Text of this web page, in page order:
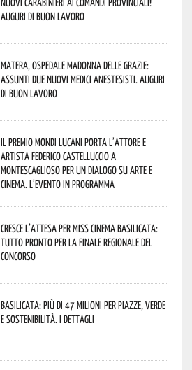
Auguri di buon lavoro
Matera, Ospedale Madonna delle Grazie:
assunti due nuovi medici anestesisti. Auguri
di buon lavoro
Il Premio Mondi Lucani porta l’attore e
artista Federico Castelluccio a
Montescaglioso per un dialogo su arte e
cinema. L’evento in programma
Cresce l’attesa per Miss Cinema Basilicata:
tutto pronto per la finale regionale del
concorso
Basilicata: più di 47 milioni per piazze, verde
e sostenibilità. I dettagli